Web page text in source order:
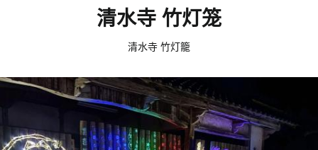
清水寺 竹灯笼
清水寺 竹灯籠